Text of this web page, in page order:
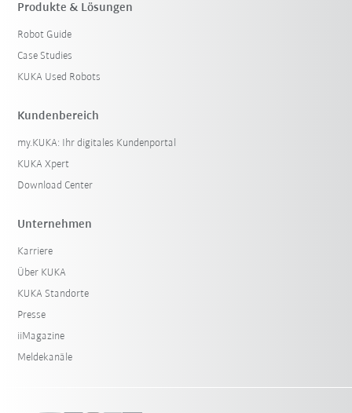
Produkte & Lösungen
Robot Guide
Case Studies
KUKA Used Robots
Kundenbereich
my.KUKA: Ihr digitales Kundenportal
KUKA Xpert
Download Center
Unternehmen
Karriere
Über KUKA
KUKA Standorte
Presse
iiMagazine
Meldekanäle